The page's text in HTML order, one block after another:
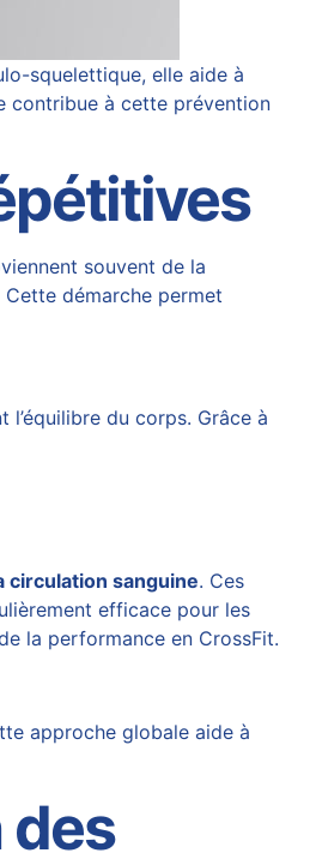
squelettique, elle aide à
contribue à cette prévention
souvent de la
démarche permet
l’équilibre du corps. Grâce à
circulation sanguine. Ces
efficace pour les
la performance en CrossFit.
approche globale aide à
des